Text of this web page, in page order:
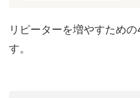
リピーターを増やすため
す。